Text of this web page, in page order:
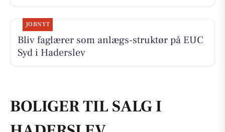
JOBNYT
Bliv faglærer som anlægs-struktør på EUC
Syd i Haderslev
BOLIGER TIL SALG I